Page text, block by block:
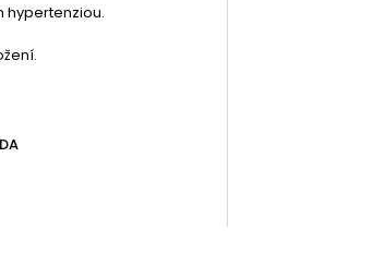
hypertenziou.